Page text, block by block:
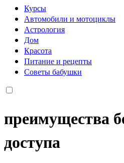
Курсы
Автомобили и мотоциклы
Астрология
Дом
Красота
Питание и рецепты
Советы бабушки
преимущества
доступа